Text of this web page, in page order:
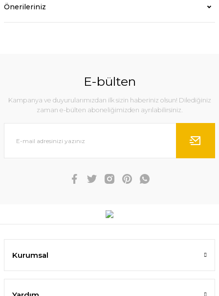
Önerileriniz
E-bülten
Kampanya ve duyurularımızdan ilk sizin haberiniz olsun! Dilediğiniz
zaman e-bülten aboneliğimizden ayrılabilirsiniz.
Kurumsal